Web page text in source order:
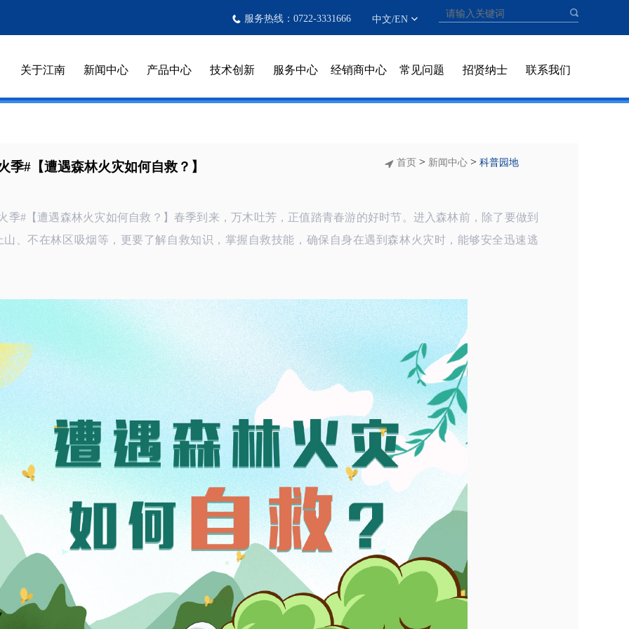
服务热线：0722-3331666 中文/EN
关于江南 新闻中心 产品中心 技术创新 服务中心 经销商中心 常见问题 招贤纳士 联系我们
首页 > 新闻中心 > 科普园地
季#【遭遇森林火灾如何自救？】
季#【遭遇森林火灾如何自救？】春季到来，万木吐芳，正值踏青春游的好时节。进入森林前，除了要做到
山、不在林区吸烟等，更要了解自救知识，掌握自救技能，确保自身在遇到森林火灾时，能够安全迅速逃